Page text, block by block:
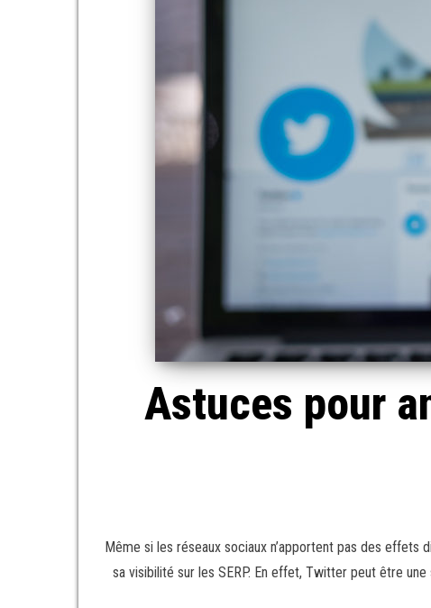
Astuces pour
Même si les réseaux sociaux n’apportent pas des
sa visibilité sur les SERP. En effet, Twitter peut être